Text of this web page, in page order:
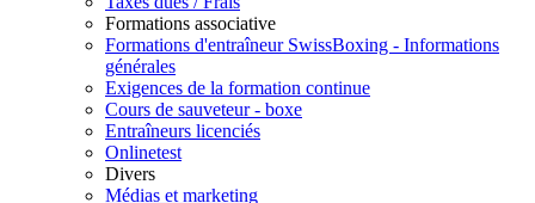
Formations associative
Formations d'entraîneur SwissBoxing - Informations
générales
Exigences de la formation continue
Cours de sauveteur - boxe
Entraîneurs licenciés
Onlinetest
Divers
Médias et marketing